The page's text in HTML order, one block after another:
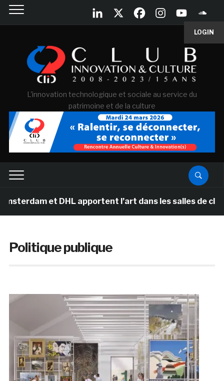
LOGIN
L'innovation technologique et sociale au service du
patrimoine et de la culture
et DHL apportent l’art dans les salles de classe des
Politique publique